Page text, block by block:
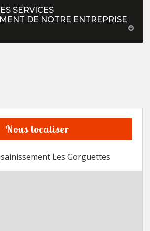
SERVICES
DE NOTRE ENTREPRISE
Nous localiser
Les Gorguettes